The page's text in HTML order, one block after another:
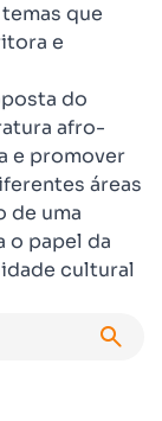
que
e
do
afro-
e promover
áreas
de uma
o papel da
cultural